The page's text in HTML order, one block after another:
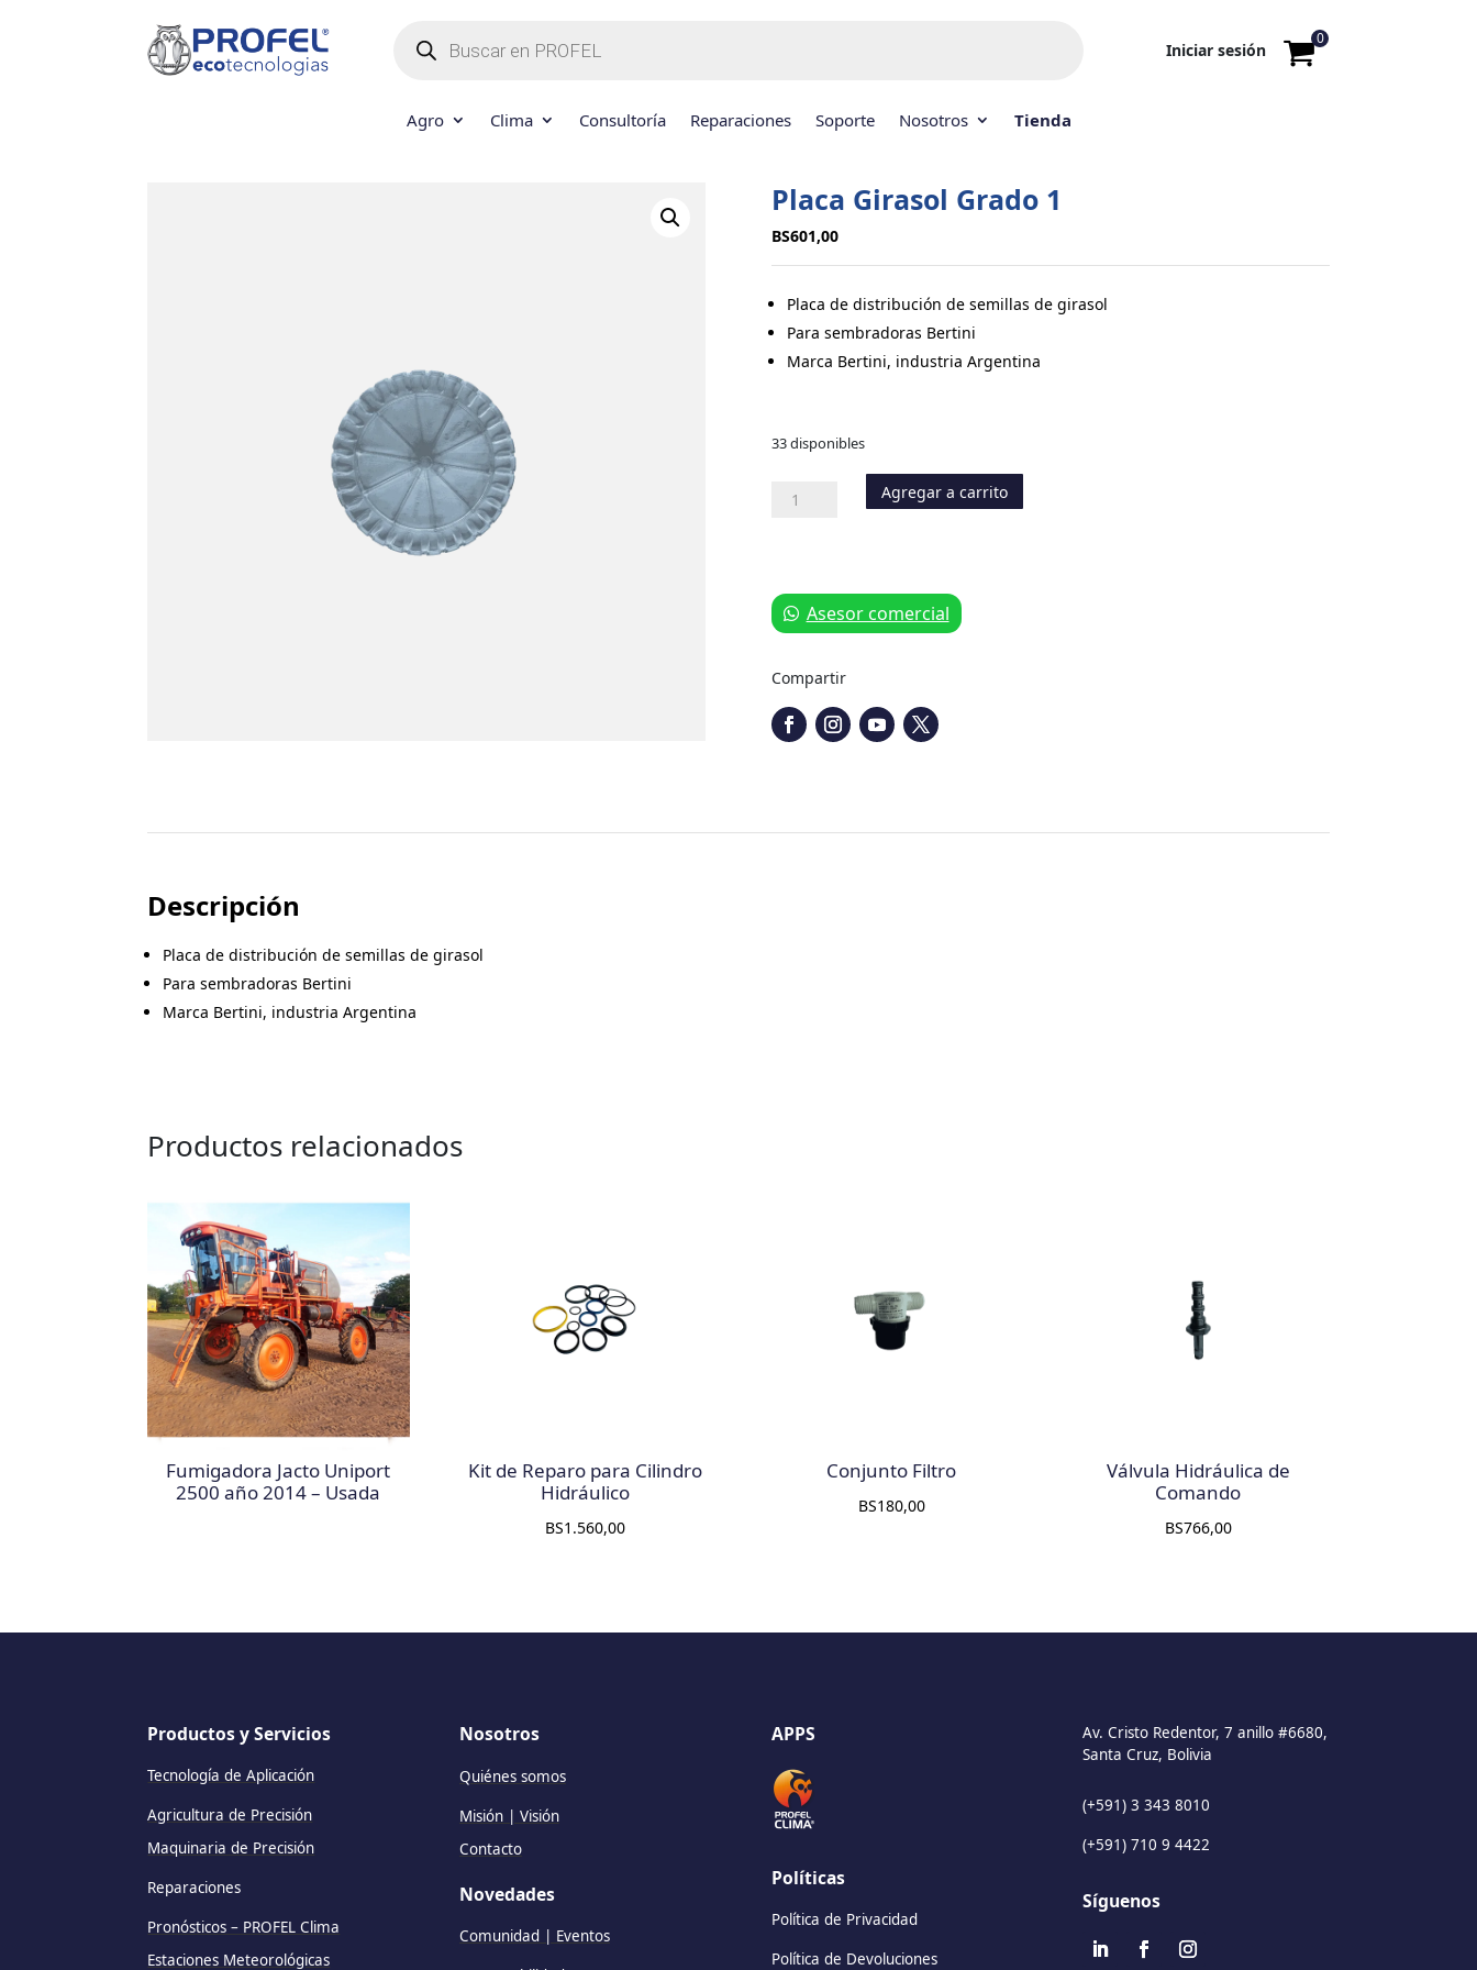
productos Iniciar sesión
0
Agro Clima Consultoría Reparaciones Soporte Nosotros Tienda
Placa Girasol Grado 1
BS601,00
Placa de distribución de semillas de girasol
Para sembradoras Bertini
Marca Bertini, industria Argentina
33 disponibles
Placa
Agregar a carrito
Asesor comercial
Compartir
Descripción
Placa de distribución de semillas de girasol
Para sembradoras Bertini
Marca Bertini, industria Argentina
Productos relacionados
Fumigadora Jacto Uniport
2500 año 2014 – Usada
Kit de Reparo para Cilindro
Hidráulico
BS1.560,00
Conjunto Filtro
BS180,00
Válvula Hidráulica de
Comando
BS766,00
Productos y Servicios
Tecnología de Aplicación
Agricultura de Precisión
Maquinaria de Precisión
Reparaciones
Pronósticos – PROFEL Clima
Estaciones Meteorológicas
Nosotros
Quiénes somos
Misión | Visión
Contacto
Novedades
Comunidad | Eventos
APPS
Políticas
Política de Privacidad
Política de Devoluciones
Av. Cristo Redentor, 7 anillo #6680,
Santa Cruz, Bolivia
(+591) 3 343 8010
(+591) 710 9 4422
Síguenos